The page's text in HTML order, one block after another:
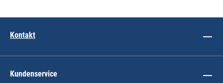
Kontakt
Kundenservice